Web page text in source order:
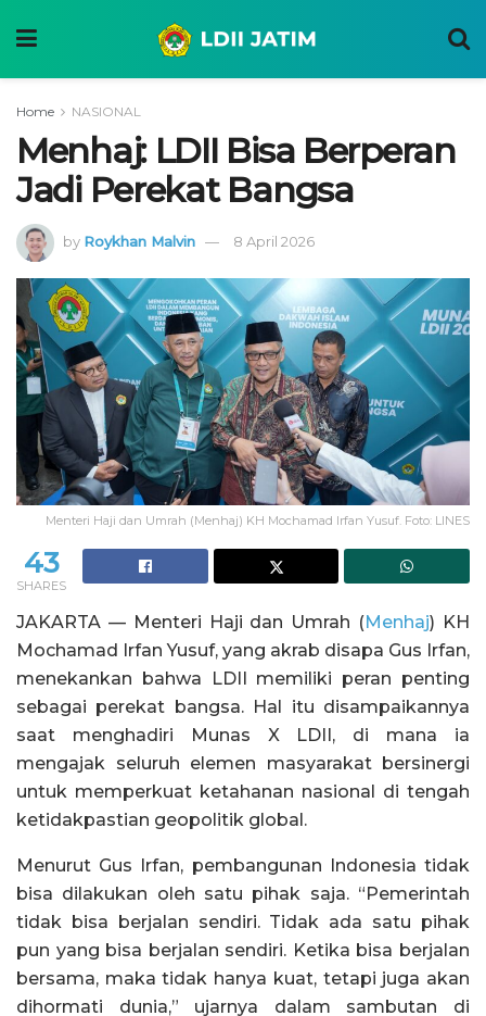
Home NASIONAL
Menhaj: LDII Bisa Berperan
Jadi Perekat Bangsa
by Roykhan Malvin 8 April 2026
Menteri Haji dan Umrah (Menhaj) KH Mochamad Irfan Yusuf. Foto: LINES
43
SHARES
JAKARTA — Menteri Haji dan Umrah (Menhaj) KH
Mochamad Irfan Yusuf, yang akrab disapa Gus Irfan,
menekankan bahwa LDII memiliki peran penting
sebagai perekat bangsa. Hal itu disampaikannya
saat menghadiri Munas X LDII, di mana ia
mengajak seluruh elemen masyarakat bersinergi
untuk memperkuat ketahanan nasional di tengah
ketidakpastian geopolitik global.
Menurut Gus Irfan, pembangunan Indonesia tidak
bisa dilakukan oleh satu pihak saja. “Pemerintah
tidak bisa berjalan sendiri. Tidak ada satu pihak
pun yang bisa berjalan sendiri. Ketika bisa berjalan
bersama, maka tidak hanya kuat, tetapi juga akan
dihormati dunia,” ujarnya dalam sambutan di